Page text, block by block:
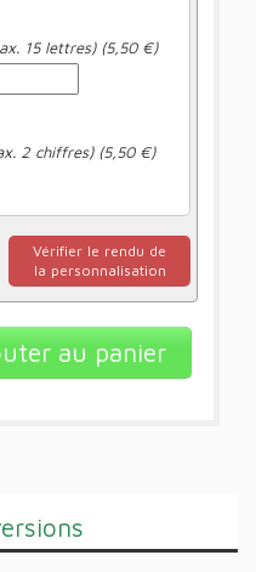
15 lettres) (5,50 €)
2 chiffres) (5,50 €)
Vérifier le rendu de
la personnalisation
au panier